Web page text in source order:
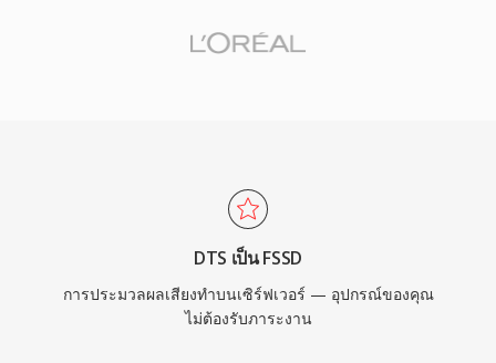
DTS เป็น FSSD
การประมวลผลเสียงทำบนเซิร์ฟเวอร์ — อุปกรณ์ของคุณ
ไม่ต้องรับภาระงาน